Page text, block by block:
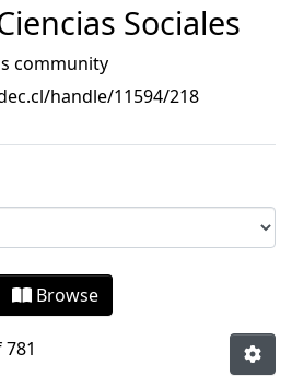
Sociales
community
handle/11594/218
de Ciencias
Browse
781